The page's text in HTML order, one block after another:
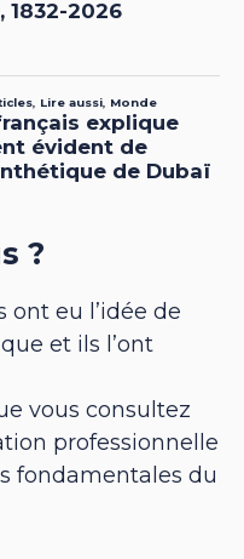
?
ont eu l’idée de
et ils l’ont
vous consultez
professionnelle
fondamentales du